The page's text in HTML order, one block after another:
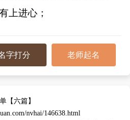
上进心；
字打分 老师起名
【六篇】
nvhai/146638.html